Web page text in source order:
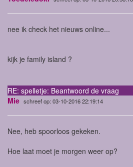
nee ik check het nieuws online...
kijk je family island ?
RE: spelletje: Beantwoord de vraag
Mie schreef op: 03-10-2016 22:19:14
Nee, heb spoorloos gekeken.
Hoe laat moet je morgen weer op?